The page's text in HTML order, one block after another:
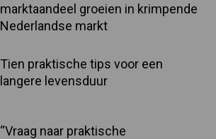
marktaandeel groeien in krimpende
Nederlandse markt
Tien praktische tips voor een
langere levensduur
“Vraag naar praktische